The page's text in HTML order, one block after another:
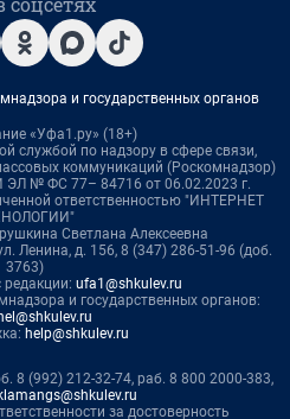
и государственных органов
«Уфа1.ру» (18+)
службой по надзору в сфере связи,
коммуникаций (Роскомнадзор)
№ ФС 77– 84716 от 06.02.2023 г.
ответственностью "ИНТЕРНЕТ
Светлана Алексеевна
Ленина, д. 156, 8 (347) 286-51-96 (доб.
3763)
ufa1@shkulev.ru
и государственных органов:
help@shkulev.ru
8 (992) 212-32-74, раб. 8 800 2000-383,
за достоверность